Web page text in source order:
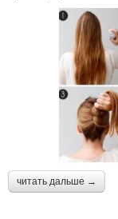
читать дальше →